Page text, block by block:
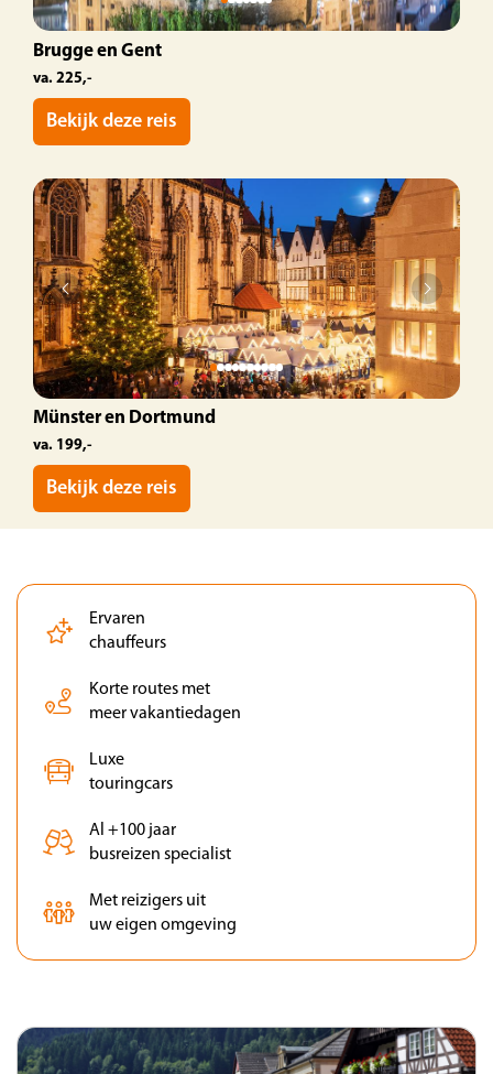
Brugge en Gent
va. 225,-
Bekijk deze reis
Münster en Dortmund
va. 199,-
Bekijk deze reis
Ervaren
chauffeurs
Korte routes met
meer vakantiedagen
Luxe
touringcars
Al +100 jaar
busreizen specialist
Met reizigers uit
uw eigen omgeving